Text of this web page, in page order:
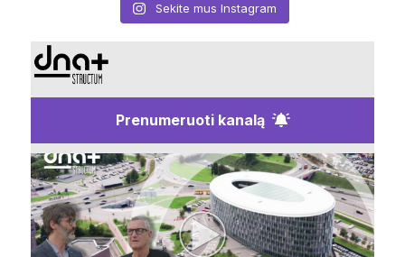
Sekite mus Instagram
Prenumeruoti kanalą